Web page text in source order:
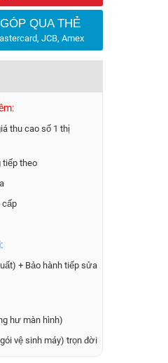
QUA THẺ
JCB, Amex
thu cao số 1 thị
tiếp theo
cấp
+ Bảo hành tiếp sửa
hư màn hình)
vệ sinh máy) trọn đời